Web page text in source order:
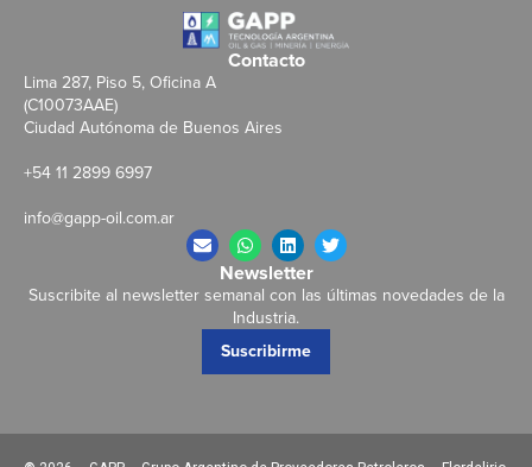
Contacto
Lima 287, Piso 5, Oficina A
(C10073AAE)
Ciudad Autónoma de Buenos Aires
+54 11 2899 6997
info@gapp-oil.com.ar
Newsletter
Suscribite al newsletter semanal con las últimas novedades de la
Industria.
Suscribirme